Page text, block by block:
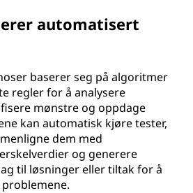
automatisert
baserer seg på algoritmer
regler for å analysere
mønstre og oppdage
kan automatisk kjøre tester,
dem med
og generere
til løsninger eller tiltak for å